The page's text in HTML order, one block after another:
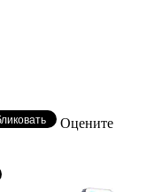
Оцените